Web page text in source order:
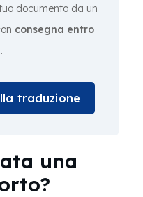
documento da un
consegna entro
.
traduzione
una